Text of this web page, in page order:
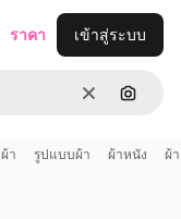
ชัดเจนค้นหา
ราคา เข้าสู่ระบบ
ผ้า รูปแบบผ้า ผ้าหนัง ผ้